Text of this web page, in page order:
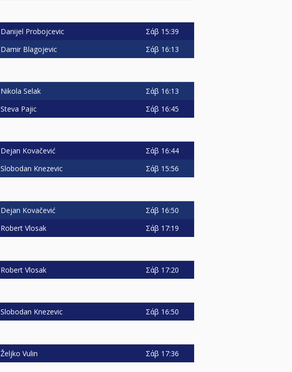
Danijel Probojcevic Σάβ 15:39
Damir Blagojevic Σάβ 16:13
Nikola Selak Σάβ 16:13
Steva Pajic Σάβ 16:45
Dejan Kovačević Σάβ 16:44
Slobodan Knezevic Σάβ 15:56
Dejan Kovačević Σάβ 16:50
Robert Vlosak Σάβ 17:19
Robert Vlosak Σάβ 17:20
Slobodan Knezevic Σάβ 16:50
Željko Vulin Σάβ 17:36